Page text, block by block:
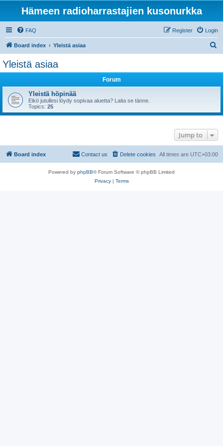
Hämeen radioharrastajien kusonurkka
FAQ Login
Register
Board index Yleistä asiaa
Yleistä asiaa
Forum
Yleistä höpinää
Eikö jutullesi löydy sopivaa aluetta? Laita se tänne.
Topics: 25
Jump to
Board index All times are UTC+03:00
Delete cookies
Contact us
Powered by phpBB® Forum Software © phpBB Limited
Privacy| Terms